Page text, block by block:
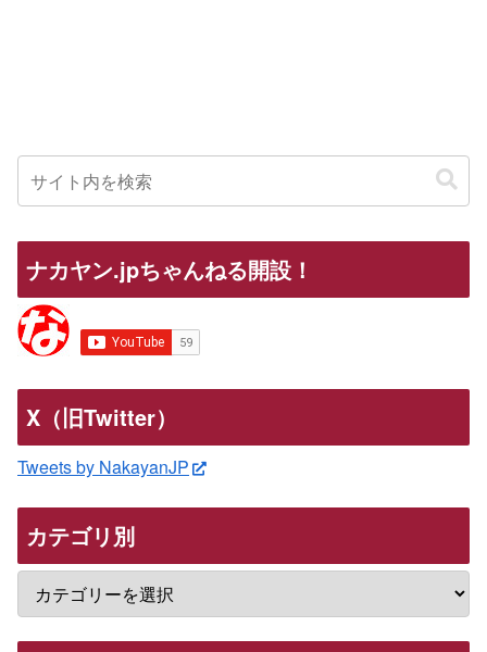
ナカヤン.jpちゃんねる開設！
X（旧Twitter）
Tweets by NakayanJP
カテゴリ別